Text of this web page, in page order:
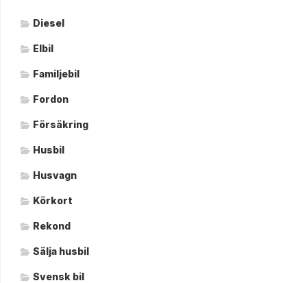
Diesel
Elbil
Familjebil
Fordon
Försäkring
Husbil
Husvagn
Körkort
Rekond
Sälja husbil
Svensk bil